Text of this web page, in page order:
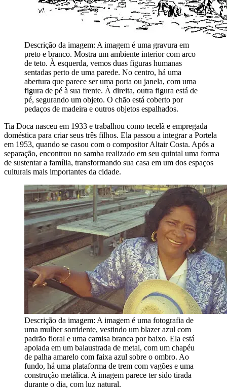
Descrição da imagem: A imagem é uma gravura em
preto e branco. Mostra um ambiente interior com arco
de teto. À esquerda, vemos duas figuras humanas
sentadas perto de uma parede. No centro, há uma
abertura que parece ser uma porta ou janela, com uma
figura de pé à sua frente. À direita, outra figura está de
pé, segurando um objeto. O chão está coberto por
pedaços de madeira e outros objetos espalhados.
Tia Doca nasceu em 1933 e trabalhou como tecelã e empregada
doméstica para criar seus três filhos. Ela passou a integrar a Portela
em 1953, quando se casou com o compositor Altair Costa. Após a
separação, encontrou no samba realizado em seu quintal uma forma
de sustentar a família, transformando sua casa em um dos espaços
culturais mais importantes da cidade.
Descrição da imagem: A imagem é uma fotografia de
uma mulher sorridente, vestindo um blazer azul com
padrão floral e uma camisa branca por baixo. Ela está
apoiada em um balaustrada de metal, com um chapéu
de palha amarelo com faixa azul sobre o ombro. Ao
fundo, há uma plataforma de trem com vagões e uma
construção metálica. A imagem parece ter sido tirada
durante o dia, com luz natural.